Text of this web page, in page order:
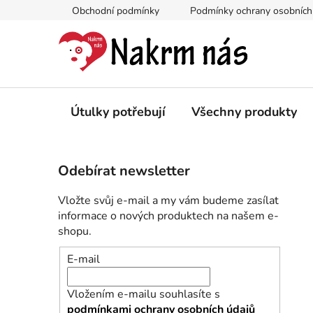
Obchodní podmínky Podmínky ochrany
Útulky potřebují Všechny produkty
o
s
t
r
a
Odebírat newsletter
Vložte svůj e-mail a my vám budeme zasílat
informace o nových produktech na našem e-
shopu.
E-mail
Vložením e-mailu souhlasíte s
podmínkami ochrany osobních údajů